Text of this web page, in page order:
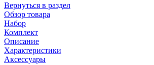
Вернуться в раздел
Обзор товара
Набор
Комплект
Описание
Характеристики
Аксессуары